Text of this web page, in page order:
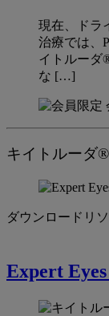
現在、ドラ
治療では、
イトルーダ
な […]
キイトルーダ
ダウンロードリ
Expert